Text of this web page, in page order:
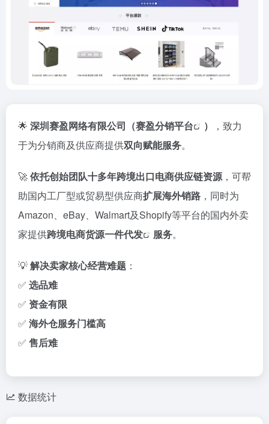
🌟 深圳赛盈网络有限公司（赛盈分销平台 ）
，致力
于为分销商及供应商提供双向赋能服务。
🚀依托创始团队十多年跨境出口电商供应链资源，可帮
助国内工厂型或贸易型供应商扩展海外销路 ，同时为
Amazon、eBay、Walmart及Shopify等平台的国内外卖
家提供跨境电商货源一件代发 服务。
💡解决卖家核心经营难题 ：
✅ 选品难
✅ 资金有限
✅ 海外仓服务门槛高
✅ 售后难
数据统计